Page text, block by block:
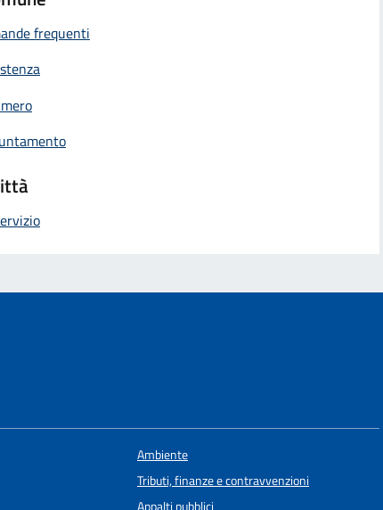
frequenti
Ambiente
Tributi, finanze e contravvenzioni